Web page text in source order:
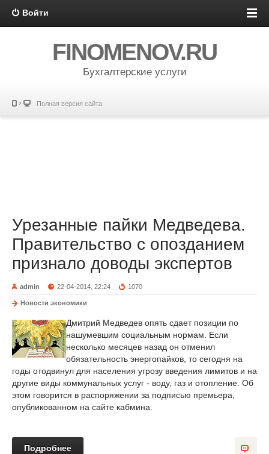
Войти
FINOMENOV.RU
Бухгалтерские услуги
Полная версия сайта
Урезанные пайки Медведева.
Правительство с опозданием
признало доводы экспертов
admin 22-04-2014, 22:24 1070
Новости экономики
Дмитрий Медведев опять сдает позиции по
нашумевшим социальным нормам. Если
несколько месяцев назад он отменил
обязательность энергопайков, то сегодня на
годы отодвинул для населения угрозу введения лимитов и на
другие виды коммунальных услуг - воду, газ и отопление. Об
этом говорится в распоряжении за подписью премьера,
опубликованном на сайте кабмина.
Подробнее